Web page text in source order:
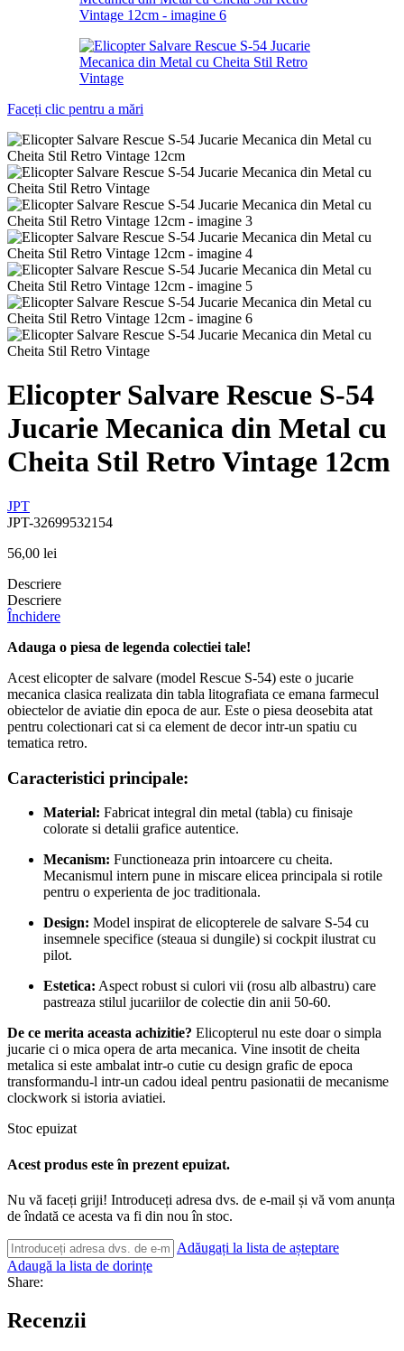
Faceți clic pentru a mări
Elicopter Salvare Rescue S-54
Jucarie Mecanica din Metal cu
Cheita Stil Retro Vintage 12cm
JPT
JPT-32699532154
56,00 lei
Descriere
Descriere
Închidere
Adauga o piesa de legenda colectiei tale!
Acest elicopter de salvare (model Rescue S-54) este o jucarie
mecanica clasica realizata din tabla litografiata ce emana farmecul
obiectelor de aviatie din epoca de aur. Este o piesa deosebita atat
pentru colectionari cat si ca element de decor intr-un spatiu cu
tematica retro.
Caracteristici principale:
Material: Fabricat integral din metal (tabla) cu finisaje
colorate si detalii grafice autentice.
Mecanism: Functioneaza prin intoarcere cu cheita.
Mecanismul intern pune in miscare elicea principala si rotile
pentru o experienta de joc traditionala.
Design: Model inspirat de elicopterele de salvare S-54 cu
insemnele specifice (steaua si dungile) si cockpit ilustrat cu
pilot.
Estetica: Aspect robust si culori vii (rosu alb albastru) care
pastreaza stilul jucariilor de colectie din anii 50-60.
De ce merita aceasta achizitie? Elicopterul nu este doar o simpla
jucarie ci o mica opera de arta mecanica. Vine insotit de cheita
metalica si este ambalat intr-o cutie cu design grafic de epoca
transformandu-l intr-un cadou ideal pentru pasionatii de mecanisme
clockwork si istoria aviatiei.
Stoc epuizat
Acest produs este în prezent epuizat.
Nu vă faceți griji! Introduceți adresa dvs. de e-mail și vă vom anunța
de îndată ce acesta va fi din nou în stoc.
Adăugați la lista de așteptare
Adaugă la lista de dorințe
Share:
Recenzii